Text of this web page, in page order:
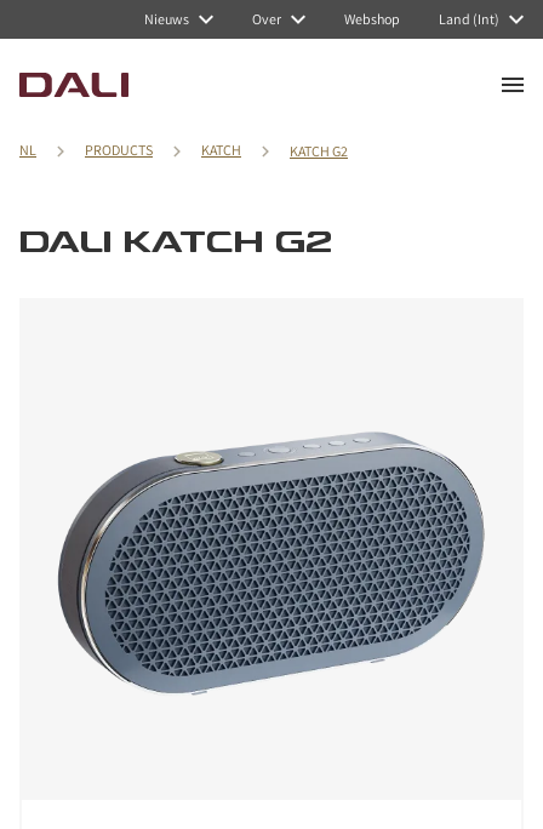
Nieuws Over Webshop Land (Int)
NL PRODUCTS KATCH KATCH G2
DALI KATCH G2